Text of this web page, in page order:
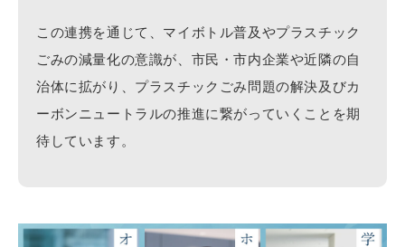
この連携を通じて、マイボトル普及やプラスチック
ごみの減量化の意識が、市民・市内企業や近隣の自
治体に拡がり、プラスチックごみ問題の解決及びカ
ーボンニュートラルの推進に繋がっていくことを期
待しています。